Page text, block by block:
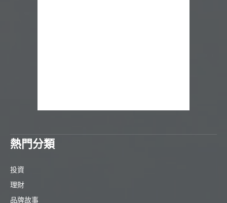
熱門分類
投資
理財
品牌故事